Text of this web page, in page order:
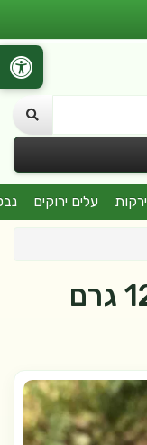
ירקות עלים ירוקים